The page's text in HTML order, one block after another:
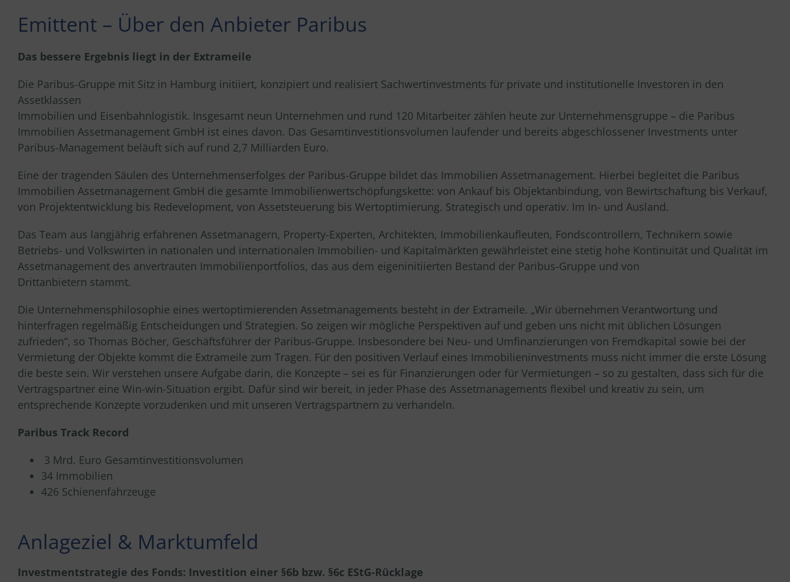
Emittent – Über den Anbieter Paribus
Das bessere Ergebnis liegt in der Extrameile
Die Paribus-Gruppe mit Sitz in Hamburg initiiert, konzipiert und realisiert Sachwertinvestments für private und institutionelle Investoren in den
Assetklassen
Immobilien und Eisenbahnlogistik. Insgesamt neun Unternehmen und rund 120 Mitarbeiter zählen heute zur Unternehmensgruppe – die Paribus
Immobilien Assetmanagement GmbH ist eines davon. Das Gesamtinvestitionsvolumen laufender und bereits abgeschlossener Investments unter
Paribus-Management beläuft sich auf rund 2,7 Milliarden Euro.
Eine der tragenden Säulen des Unternehmenserfolges der Paribus-Gruppe bildet das Immobilien Assetmanagement. Hierbei begleitet die Paribus
Immobilien Assetmanagement GmbH die gesamte Immobilienwertschöpfungskette: von Ankauf bis Objektanbindung, von Bewirtschaftung bis Verkauf,
von Projektentwicklung bis Redevelopment, von Assetsteuerung bis Wertoptimierung. Strategisch und operativ. Im In- und Ausland.
Das Team aus langjährig erfahrenen Assetmanagern, Property-Experten, Architekten, Immobilienkaufleuten, Fondscontrollern, Technikern sowie
Betriebs- und Volkswirten in nationalen und internationalen Immobilien- und Kapitalmärkten gewährleistet eine stetig hohe Kontinuität und Qualität im
Assetmanagement des anvertrauten Immobilienportfolios, das aus dem eigeninitiierten Bestand der Paribus-Gruppe und von
Drittanbietern stammt.
Die Unternehmensphilosophie eines wertoptimierenden Assetmanagements besteht in der Extrameile. „Wir übernehmen Verantwortung und
hinterfragen regelmäßig Entscheidungen und Strategien. So zeigen wir mögliche Perspektiven auf und geben uns nicht mit üblichen Lösungen
zufrieden“, so Thomas Böcher, Geschäftsführer der Paribus-Gruppe. Insbesondere bei Neu- und Umfinanzierungen von Fremdkapital sowie bei der
Vermietung der Objekte kommt die Extrameile zum Tragen. Für den positiven Verlauf eines Immobilieninvestments muss nicht immer die erste Lösung
die beste sein. Wir verstehen unsere Aufgabe darin, die Konzepte – sei es für Finanzierungen oder für Vermietungen – so zu gestalten, dass sich für die
Vertragspartner eine Win-win-Situation ergibt. Dafür sind wir bereit, in jeder Phase des Assetmanagements flexibel und kreativ zu sein, um
entsprechende Konzepte vorzudenken und mit unseren Vertragspartnern zu verhandeln.
Paribus Track Record
3 Mrd. Euro Gesamtinvestitionsvolumen
34 Immobilien
426 Schienenfahrzeuge
Anlageziel & Marktumfeld
Investmentstrategie des Fonds: Investition einer §6b bzw. §6c EStG-Rücklage